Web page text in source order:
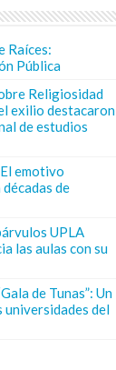
Raíces:
Pública
Religiosidad
exilio destacaron
de estudios
emotivo
de
UPLA
las aulas con su
de Tunas”: Un
del